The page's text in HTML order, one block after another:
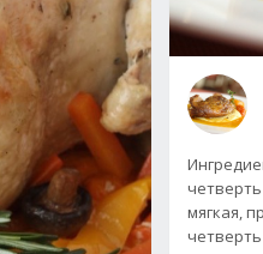
мягкая,
четверть